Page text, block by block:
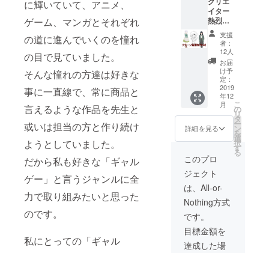
に輝いていて、アニメ、
ゲーム、マンガとそれぞれ
の道に進んでいくのを憧れ
の目で見ていました。
そんな憧れの方達は好きな
事に一直線で、常に商品と
言えるような作品を先生と
或いは担当の方と作り続け
ようとしていました。
だから私も好きな「ギャル
ゲー」と言うジャンルに全
力で取り組みたいと思った
のです。
私にとっての「ギャル
+アクリ
ルキー
ホル
ダー＋
先行体
験版
デー
タ」
イター
熱烈応
援コー
ス お届
けしま
す「名
前入り
サイン
＋本編
ディス
ク＋ミ
ニサン
トラ
ディス
ク＋設
定資料
＋ポス
トカー
ド3種
+アクリ
ルキー
先行体
験版
支援
者：
12人
お届
け予
定：
2019
年12
月
詳細を見る
こ
の
リ
タ
ー
ン
を
選
択
す
る
このプロ
ジェクト
は、All-or-
Nothing方式
です。
目標金額を
達成した場